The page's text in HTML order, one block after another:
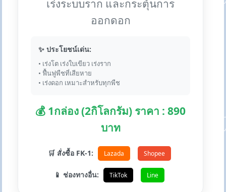
เร่งระบบราก และกระตุ้นการ
ออกดอก
✨ ประโยชน์เด่น:
• เร่งโต เร่งใบเขียว เร่งราก
• ฟื้นฟูพืชที่เสียหาย
• เร่งดอก เหมาะสำหรับทุกพืช
💰 1กล่อง (2กิโลกรัม) ราคา : 890
บาท
🛒 สั่งซื้อ FK-1: Lazada Shopee
📱 ช่องทางอื่น: TikTok Line